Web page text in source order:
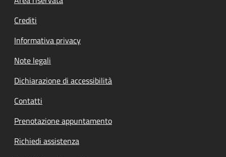
Crediti
Informativa privacy
Note legali
Dichiarazione di accessibilità
Contatti
Prenotazione appuntamento
Richiedi assistenza